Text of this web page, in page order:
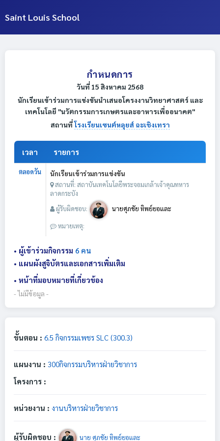
Saint Louis School
กำหนดการ
วันที่ 15 สิงหาคม 2568
นักเรียนเข้าร่วมการแข่งขันนำเสนอโครงงานวิทยาศาสตร์ และ
เทคโนโลยี "นวัตกรรมการเกษตรและอาหารเพื่ออนาคต"
สถานที่โรงเรียนเซนต์หลุยส์ ฉะเชิงเทรา
เวลา รายการ
ตลอดวัน
นักเรียนเข้าร่วมการแข่งขัน
สถานที่: สถาบันเทคโนโลยีพระจอมเกล้าเจ้าคุณทหาร
ลาดกระบัง
ผู้รับผิดชอบ:
นายศุภชัย ทิพย์ยอและ
หมายเหตุ:
• ผู้เข้าร่วมกิจกรรม 6 คน
• แผนผังสูจิบัตรและเอกสารเพิ่มเติม
• หน้าที่มอบหมายที่เกี่ยวข้อง
- ไม่มีข้อมูล -
ขั้นตอน : 6.5 กิจกรรมเพชร SLC (300.3)
แผนงาน : 300กิจกรรมบริหารฝ่ายวิชาการ
โครงการ :
หน่วยงาน : งานบริหารฝ่ายวิชาการ
ผู้รับผิดชอบ : นาย ศุภชัย ทิพย์ยอและ